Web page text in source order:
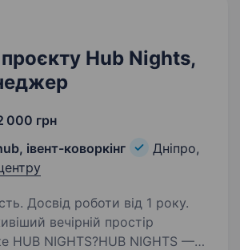
Hub Nights,
000 грн
івент-коворкінг
Дніпро,
Досвід роботи від 1 року.
вечірній простір
HUB NIGHTS?HUB NIGHTS —